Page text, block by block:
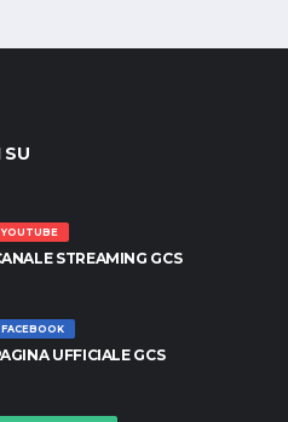
SU
YOUTUBE
STREAMING GCS
FACEBOOK
UFFICIALE GCS